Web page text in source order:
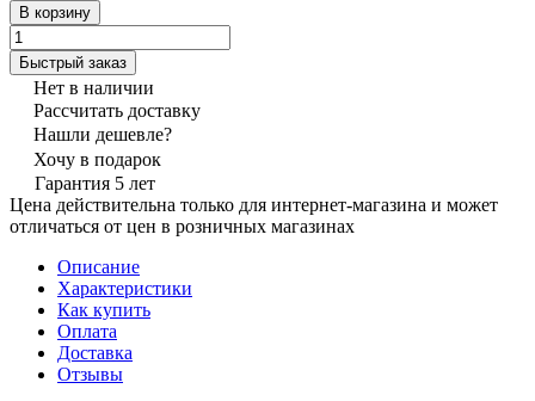
В корзину
Быстрый заказ
Нет в наличии
Рассчитать доставку
Нашли дешевле?
Хочу в подарок
Гарантия 5 лет
Цена действительна только для интернет-магазина и может
отличаться от цен в розничных магазинах
Описание
Характеристики
Как купить
Оплата
Доставка
Отзывы